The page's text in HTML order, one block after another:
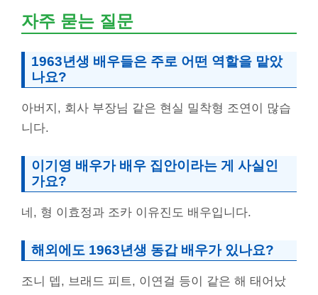
자주 묻는 질문
1963년생 배우들은 주로 어떤 역할을 맡았
나요?
아버지, 회사 부장님 같은 현실 밀착형 조연이 많습
니다.
이기영 배우가 배우 집안이라는 게 사실인
가요?
네, 형 이효정과 조카 이유진도 배우입니다.
해외에도 1963년생 동갑 배우가 있나요?
조니 뎁, 브래드 피트, 이연걸 등이 같은 해 태어났